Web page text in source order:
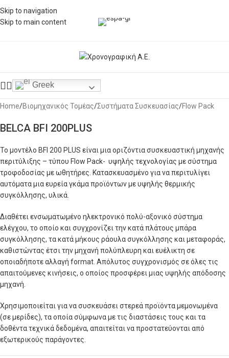
Skip to navigation
Skip to main content
Greek
Home/Βιομηχανικός Τομέας/Συστήματα Συσκευασίας/Flow Pack
BELCA BFI 200PLUS
Το μοντέλο BFI 200 PLUS είναι μια οριζόντια συσκευαστική μηχανής
περιτύλιξης – τύπου Flow Pack- υψηλής τεχνολογίας με σύστημα
τροφοδοσίας με ωθητήρες. Κατασκευασμένο για να περιτυλίγει
αυτόματα μια ευρεία γκάμα προϊόντων με υψηλής θερμικής
συγκόλλησης, υλικά.
Διαθέτει ενσωματωμένο ηλεκτρονικό πολύ-αξονικό σύστημα
ελέγχου, το οποίο και συγχρονίζει την κατά πλάτους μπάρα
συγκόλλησης, τα κατά μήκους ράουλα συγκόλλησης και μεταφοράς,
καθιστώντας έτσι την μηχανή πολύπλευρη και ευέλικτη σε
οποιαδήποτε αλλαγή format. Απόλυτος συγχρονισμός σε όλες τις
απαιτούμενες κινήσεις, ο οποίος προσφέρει μιας υψηλής απόδοσης
μηχανή.
Χρησιμοποιείται για να συσκευάσει στερεά προϊόντα μεμονωμένα
(σε μερίδες), τα οποία σύμφωνα με τις διαστάσεις τους και τα
δοθέντα τεχνικά δεδομένα, απαιτείται να προστατεύονται από
εξωτερικούς παράγοντες.